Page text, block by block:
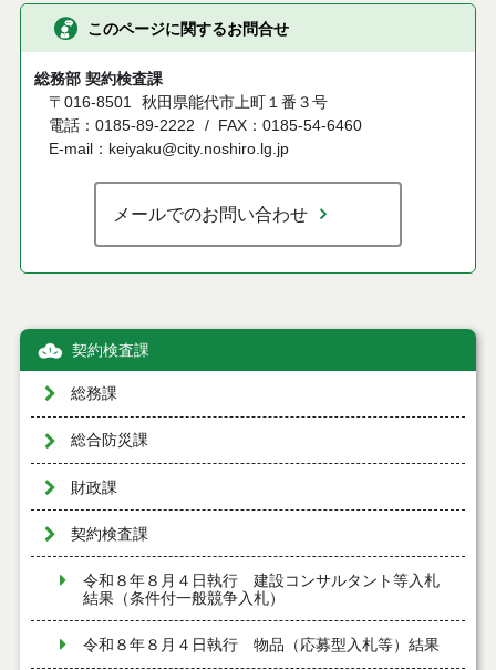
このページに関するお問合せ
総務部 契約検査課
〒016-8501 秋田県能代市上町１番３号
電話：0185-89-2222
FAX：0185-54-6460
E-mail：keiyaku@city.noshiro.lg.jp
メールでのお問い合わせ
契約検査課
総務課
総合防災課
財政課
契約検査課
令和８年８月４日執行 建設コンサルタント等入札
結果（条件付一般競争入札）
令和８年８月４日執行 物品（応募型入札等）結果